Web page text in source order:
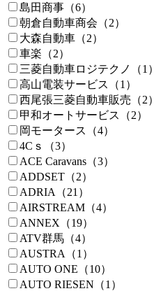
島田商事（6）
朝倉自動車商会（2）
大森自動車（2）
車楽（2）
三菱自動車ロジテクノ（1）
高山電装サービス（1）
西尾張三菱自動車販売（2）
甲和オートサービス（2）
岡モータース（4）
4Cｓ（3）
ACE Caravans（3）
ADDSET（2）
ADRIA（21）
AIRSTREAM（4）
ANNEX（19）
ATV群馬（4）
AUSTRA（1）
AUTO ONE（10）
AUTO RIESEN（1）